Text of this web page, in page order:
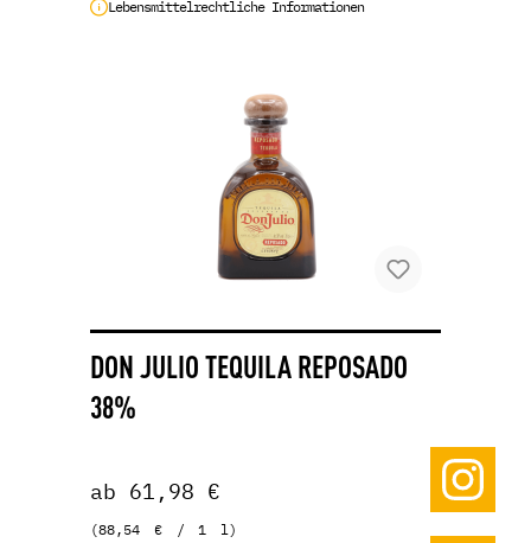
Lebensmittelrechtliche Informationen
DON JULIO TEQUILA REPOSADO
38%
ab 61,98 €
(88,54 € / 1 l)